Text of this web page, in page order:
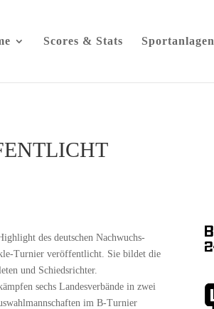
Scores & Stats Sportanlagen
des deutschen Nachwuchs-
Turnier veröffentlicht. Sie bildet die
und Schiedsrichter.
sechs Landesverbände in zwei
im B-Turnier